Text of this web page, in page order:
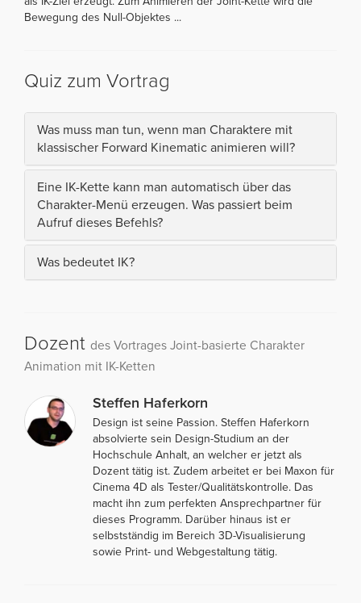
Bewegung des Null-Objektes ...
Quiz zum Vortrag
Was muss man tun, wenn man Charaktere mit
klassischer Forward Kinematic animieren will?
Eine IK-Kette kann man automatisch über das
Charakter-Menü erzeugen. Was passiert beim
Aufruf dieses Befehls?
Was bedeutet IK?
Dozent des Vortrages Joint-basierte Charakter
Animation mit IK-Ketten
Steffen Haferkorn
Design ist seine Passion. Steffen Haferkorn
absolvierte sein Design-Studium an der
Hochschule Anhalt, an welcher er jetzt als
Dozent tätig ist. Zudem arbeitet er bei Maxon für
Cinema 4D als Tester/Qualitätskontrolle. Das
macht ihn zum perfekten Ansprechpartner für
dieses Programm. Darüber hinaus ist er
selbstständig im Bereich 3D-Visualisierung
sowie Print- und Webgestaltung tätig.